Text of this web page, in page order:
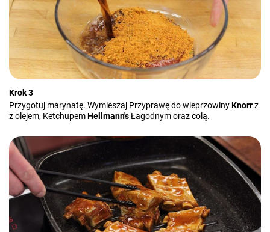
Krok 3
Przygotuj marynatę. Wymieszaj Przyprawę do wieprzowinyKnorrz
z olejem, KetchupemHellmann'sŁagodnym oraz colą.